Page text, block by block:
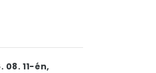
08. 11-én,